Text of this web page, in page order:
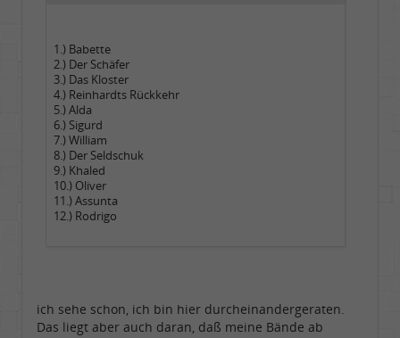
1.) Babette
2.) Der Schäfer
3.) Das Kloster
4.) Reinhardts Rückkehr
5.) Alda
6.) Sigurd
7.) William
8.) Der Seldschuk
9.) Khaled
10.) Oliver
11.) Assunta
12.) Rodrigo
ich sehe schon, ich bin hier durcheinandergeraten.
Das liegt aber auch daran, daß meine Bände ab